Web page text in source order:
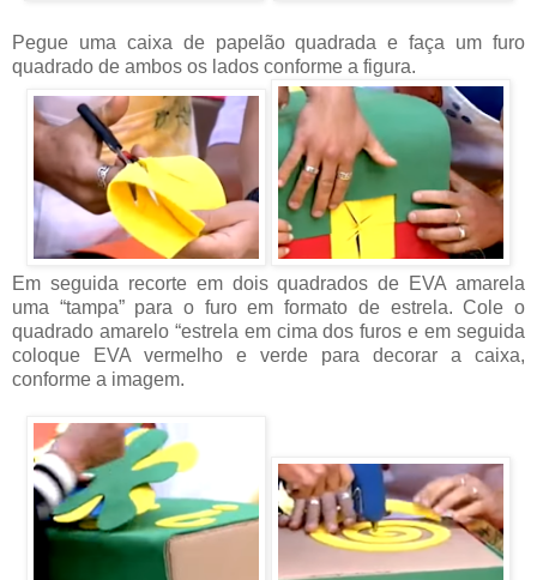
Pegue uma caixa de papelão quadrada e faça um furo
quadrado de ambos os lados conforme a figura.
Em seguida recorte em dois quadrados de EVA amarela
uma “tampa” para o furo em formato de estrela. Cole o
quadrado amarelo “estrela em cima dos furos e em seguida
coloque EVA vermelho e verde para decorar a caixa,
conforme a imagem.